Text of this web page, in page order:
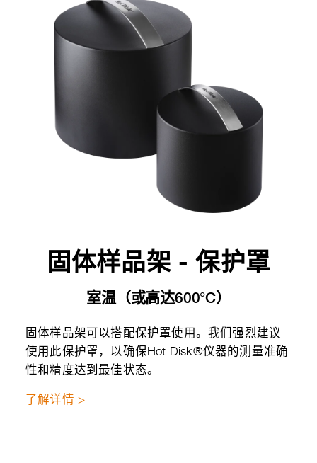
固体样品架 - 保护罩
室温（或高达600°C）
固体样品架可以搭配保护罩使用。我们强烈建议
使用此保护罩，以确保Hot Disk®仪器的测量准确
性和精度达到最佳状态。
了解详情 >